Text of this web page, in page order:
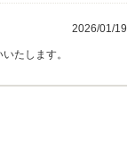
2026/01/19
たします。